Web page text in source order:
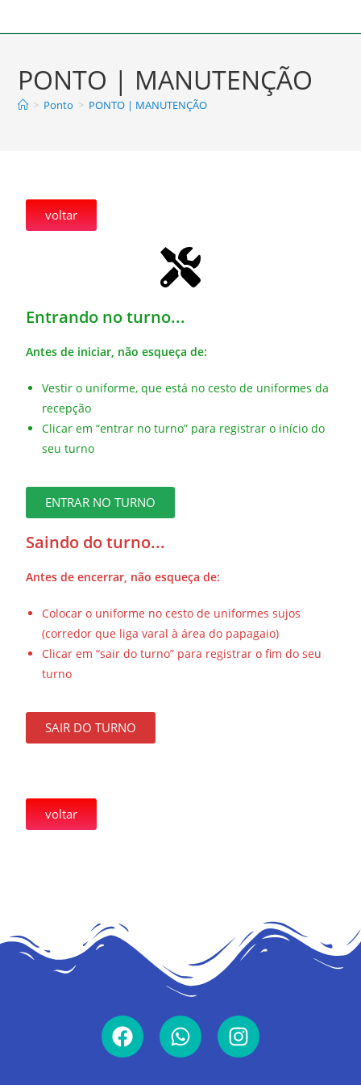
PONTO | MANUTENÇÃO
> Ponto > PONTO | MANUTENÇÃO
voltar
Entrando no turno...
Antes de iniciar, não esqueça de:
Vestir o uniforme, que está no cesto de uniformes da
recepção
Clicar em “entrar no turno” para registrar o início do
seu turno
ENTRAR NO TURNO
Saindo do turno...
Antes de encerrar, não esqueça de:
Colocar o uniforme no cesto de uniformes sujos
(corredor que liga varal à área do papagaio)
Clicar em “sair do turno” para registrar o fim do seu
turno
SAIR DO TURNO
voltar